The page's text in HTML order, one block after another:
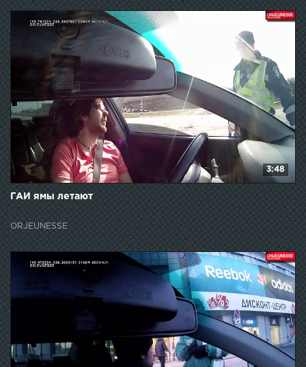
3:48
ГАИ ямы летают
ORJEUNESSE